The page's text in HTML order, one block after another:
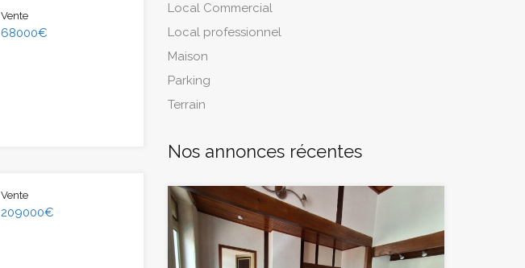
Vente
68000€
Vente
209000€
Local Commercial
Local professionnel
Maison
Parking
Terrain
Nos annonces récentes